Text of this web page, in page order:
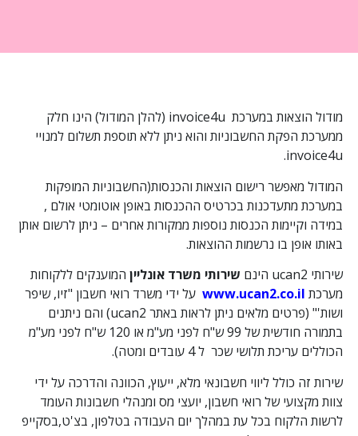
מודול הוצאות במערכת invoice4u (להלן המודול) הינו חלק
ממערכת הפקת החשבוניות והוא ניתן ללא תוספת תשלום למנויי
invoice4u.
המודול מאפשר רישום הוצאות והכנסות(החשבוניות המופקות
במערכת מתעדכנות בכרטיס ההכנסות באופן אוטומטי אולם ,
במידה וקיימות הכנסות נוספות ממקורות אחרים – ניתן לרשום אותן
באותו אופן בו נרשמות ההוצאות.
שירותי ucan2 הינם
שירותי משרד אונליין המוענקים ללקוחות
מערכת www.ucan2.co.il על ידי משרד רואי חשבון "זיו, שיפר
ושות'" (פרטים מלאים ניתן לראות באתר ucan2) והם ניתנים
בתמורה חודשית של 99 ש"ח לפני מע"מ או 120 ש"ח לפני מע"מ
הכוללים עריכת תלושי שכר ל 4 עובדים ומטה).
שירות זה כולל ליווי חשבונאי מלא, ייעוץ, הכוונה והדרכה על ידי
צוות מקצועי של רואי חשבון, יועצי מס ומנהלי חשבונות העומד
לרשות הלקוח בכל עת במהלך יום העבודה בטלפון, בצ'ט,בסקייפ